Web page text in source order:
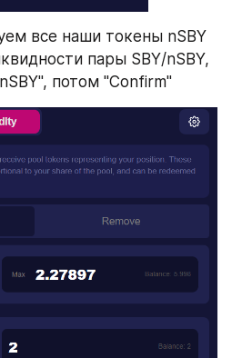
все наши токены nSBY
пары SBY/nSBY,
потом "Confirm"